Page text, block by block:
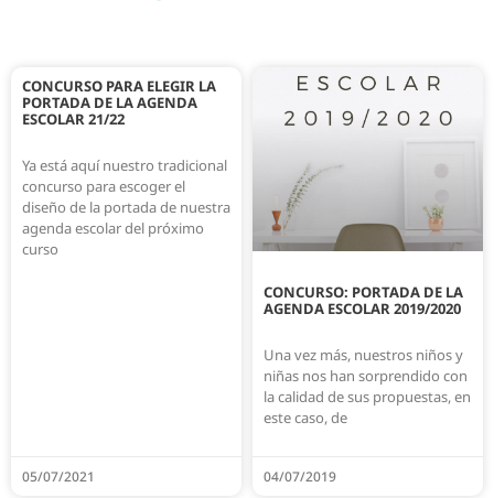
CONCURSO PARA ELEGIR LA
PORTADA DE LA AGENDA
ESCOLAR 21/22
Ya está aquí nuestro tradicional
concurso para escoger el
diseño de la portada de nuestra
agenda escolar del próximo
curso
05/07/2021
CONCURSO: PORTADA DE LA
AGENDA ESCOLAR 2019/2020
Una vez más, nuestros niños y
niñas nos han sorprendido con
la calidad de sus propuestas, en
este caso, de
04/07/2019